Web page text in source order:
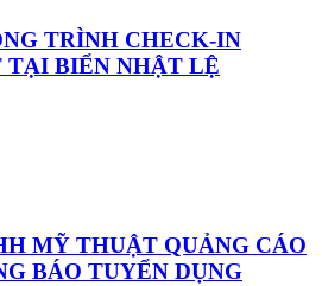
TRÌNH CHECK-IN
TẠI BIỂN NHẬT LỆ
MỸ THUẬT QUẢNG CÁO
BÁO TUYỂN DỤNG